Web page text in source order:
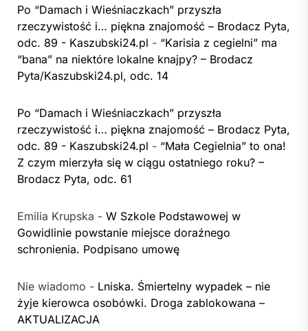
Po “Damach i Wieśniaczkach” przyszła
rzeczywistość i… piękna znajomość – Brodacz Pyta,
odc. 89 - Kaszubski24.pl - “Karisia z cegielni” ma
“bana” na niektóre lokalne knajpy? – Brodacz
Pyta/Kaszubski24.pl, odc. 14
Po “Damach i Wieśniaczkach” przyszła
rzeczywistość i… piękna znajomość – Brodacz Pyta,
odc. 89 - Kaszubski24.pl - “Mała Cegielnia” to ona!
Z czym mierzyła się w ciągu ostatniego roku? –
Brodacz Pyta, odc. 61
Emilia Krupska - W Szkole Podstawowej w
Gowidlinie powstanie miejsce doraźnego
schronienia. Podpisano umowę
Nie wiadomo - Lniska. Śmiertelny wypadek – nie
żyje kierowca osobówki. Droga zablokowana –
AKTUALIZACJA